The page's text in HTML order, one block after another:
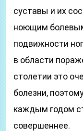
суставы и их
ноющим
подвижности
в области
столетии это
болезни,
каждым годом
совершеннее.